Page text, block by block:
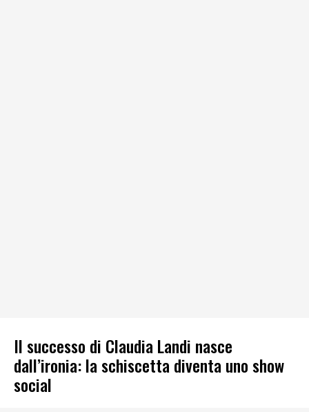
Il successo di Claudia Landi nasce
dall’ironia: la schiscetta diventa uno show
social